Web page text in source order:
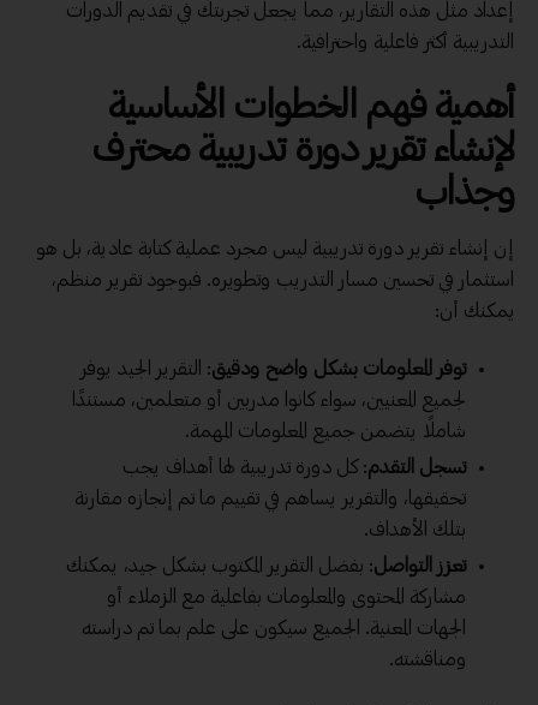
إعداد مثل هذه التقارير، مما يجعل تجربتك في تقديم الدورات
التدريبية أكثر فاعلية واحترافية.
أهمية فهم الخطوات الأساسية
لإنشاء تقرير دورة تدريبية محترف
وجذاب
إن إنشاء تقرير دورة تدريبية ليس مجرد عملية كتابة عادية، بل هو
استثمار في تحسين مسار التدريب وتطويره. فبوجود تقرير منظم،
يمكنك أن:
توفر المعلومات بشكل واضح ودقيق: التقرير الجيد يوفر
لجميع المعنيين، سواء كانوا مدربين أو متعلمين، مستندًا
شاملًا يتضمن جميع المعلومات المهمة.
تسجل التقدم: كل دورة تدريبية لها أهداف يجب
تحقيقها، والتقرير يساهم في تقييم ما تم إنجازه مقارنة
بتلك الأهداف.
تعزز التواصل: بفضل التقرير المكتوب بشكل جيد، يمكنك
مشاركة المحتوى والمعلومات بفاعلية مع الزملاء أو
الجهات المعنية. الجميع سيكون على علم بما تم دراسته
ومناقشته.